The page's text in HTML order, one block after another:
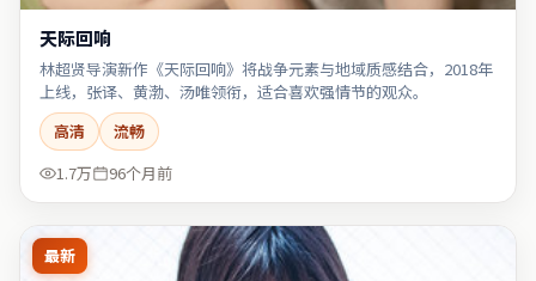
天际回响
林超贤导演新作《天际回响》将战争元素与地域质感结合，2018年
上线，张译、黄渤、汤唯领衔，适合喜欢强情节的观众。
高清
流畅
1.7万
96个月前
最新